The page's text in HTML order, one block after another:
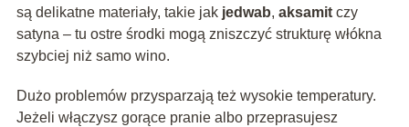
są delikatne materiały, takie jak jedwab, aksamitczy
satyna – tu ostre środki mogą zniszczyć strukturę włókna
szybciej niż samo wino.
Dużo problemów przysparzają też wysokie temperatury.
Jeżeli włączysz gorące pranie albo przeprasujesz